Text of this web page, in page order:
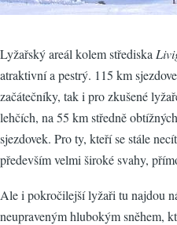
Lyžařský areál kolem střediska
atraktivní a pestrý. 115 km
začátečníky, tak i pro zkušené
lehčích, na 55 km středně
sjezdovek. Pro ty, kteří se stále
především velmi široké svahy,
Ale i pokročilejší lyžaři tu najdou
neupraveným hlubokým sněhem,